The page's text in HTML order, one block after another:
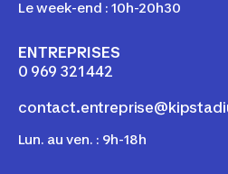
Le week-end : 10h-20h30
ENTREPRISES
0 969 321 442
Lun. au ven. : 9h-18h